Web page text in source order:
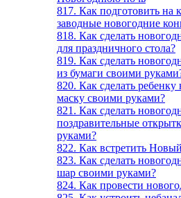
817. Как подготовить на
заводные новогодние
818. Как сделать
для праздничного стола?
819. Как сделать
из бумаги своими
820. Как сделать
маску своими руками?
821. Как сделать
поздравительные
руками?
822. Как встретить
823. Как сделать
шар своими руками?
824. Как провести